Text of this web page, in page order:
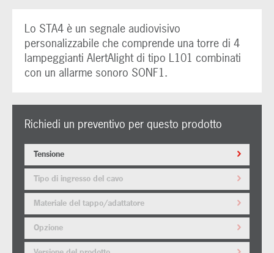
Lo STA4 è un segnale audiovisivo
personalizzabile che comprende una torre di 4
lampeggianti AlertAlight di tipo L101 combinati
con un allarme sonoro SONF1.
Richiedi un preventivo per questo prodotto
Tensione
Tipo di ingresso del cavo
Materiale del tappo/adattatore
Opzione